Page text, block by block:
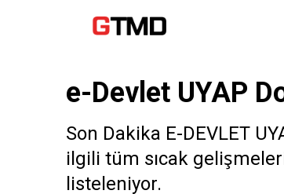
e-Devlet UYAP
Son Dakika E-DEVLET
ilgili tüm sıcak
listeleniyor.